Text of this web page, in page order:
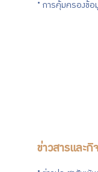
การคุ้มครองข้อ
ข่าวสารและกิ